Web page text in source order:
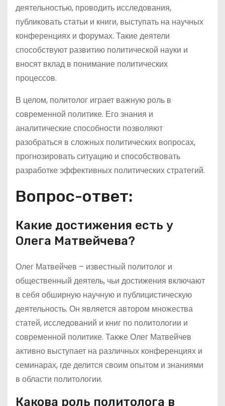
деятельностью, проводить исследования,
публиковать статьи и книги, выступать на научных
конференциях и форумах. Такие деятели
способствуют развитию политической науки и
вносят вклад в понимание политических
процессов.
В целом, политолог играет важную роль в
современной политике. Его знания и
аналитические способности позволяют
разобраться в сложных политических вопросах,
прогнозировать ситуацию и способствовать
разработке эффективных политических стратегий.
Вопрос-ответ:
Какие достижения есть у
Олега Матвейчева?
Олег Матвейчев – известный политолог и
общественный деятель, чьи достижения включают
в себя обширную научную и публицистическую
деятельность. Он является автором множества
статей, исследований и книг по политологии и
современной политике. Также Олег Матвейчев
активно выступает на различных конференциях и
семинарах, где делится своим опытом и знаниями
в области политологии.
Какова роль политолога в